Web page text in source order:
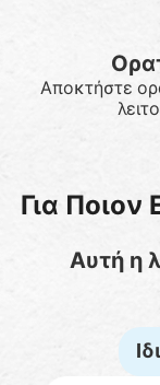
Αποκτήστε
Για Ποιον
Αυτή η